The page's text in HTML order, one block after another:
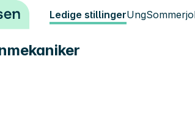
Ledige stillingerUng